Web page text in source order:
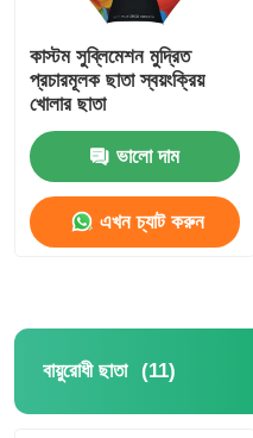
কাস্টম সুব্লিমেশন মুদ্রিত
প্রচারমূলক ছাতা স্বয়ংক্রিয়
খোলার ছাতা
ভালো দাম
এখন চ্যাট করুন
বায়ুরোধী ছাতা (11)